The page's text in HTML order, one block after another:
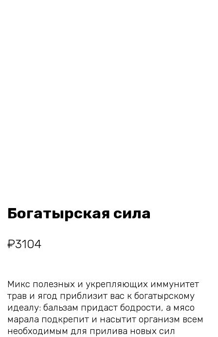
Богатырская сила
₽3104
Микс полезных и укрепляющих иммунитет
трав и ягод приблизит вас к богатырскому
идеалу: бальзам придаст бодрости, а мясо
марала подкрепит и насытит организм всем
необходимым для прилива новых сил